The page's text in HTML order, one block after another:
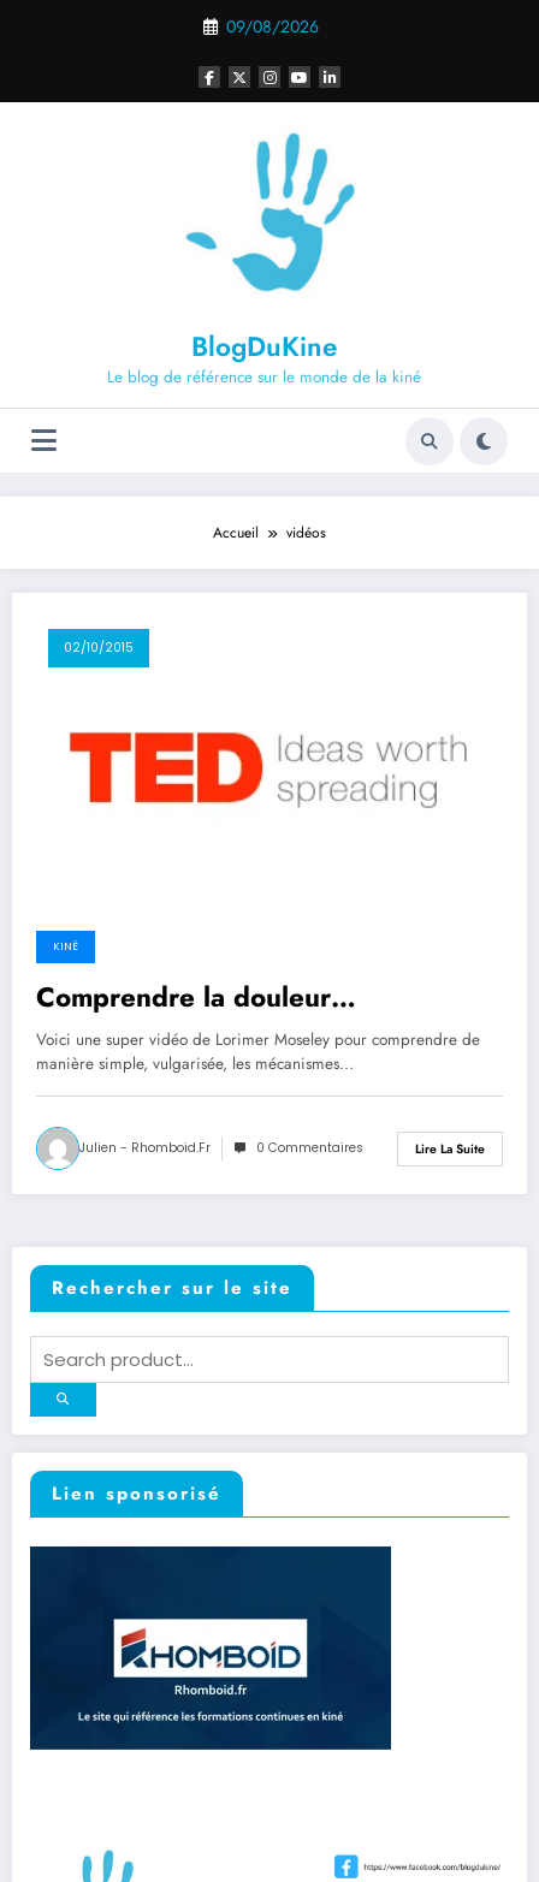
09/08/2026
BlogDuKine
Le blog de référence sur le monde de la kiné
Accueil vidéos
02/10/2015
KINÉ
Comprendre la douleur…
Voici une super vidéo de Lorimer Moseley pour comprendre de
manière simple, vulgarisée, les mécanismes…
Julien - Rhomboid.fr 0 Commentaires Lire La Suite
Rechercher sur le site
Lien sponsorisé